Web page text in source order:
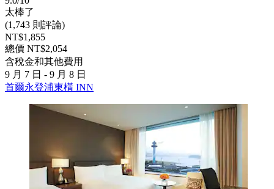
太棒了
(1,743 則評論)
NT$1,855
總價 NT$2,054
含稅金和其他費用
9 月 7 日 - 9 月 8 日
首爾永登浦東橫 INN